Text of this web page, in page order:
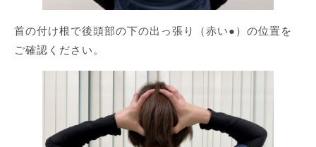
首の付け根で後頭部の下の出っ張り（赤い●）の位置を
ご確認ください。